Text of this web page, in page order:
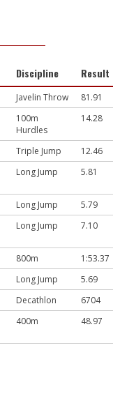
Discipline Result
Javelin Throw 81.91
100m
Hurdles
14.28
Triple Jump 12.46
Long Jump 5.81
Long Jump 5.79
Long Jump 7.10
800m 1:53.37
Long Jump 5.69
Decathlon 6704
400m 48.97